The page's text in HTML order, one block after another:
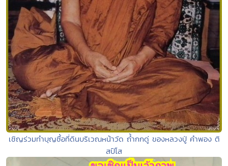
เชิญร่วมทำบุญซื้อที่ดินบริเวณหน้าวัด ถ้ำกกดู่ ของหลวงปู่ คำพอง ติ
สป์โส